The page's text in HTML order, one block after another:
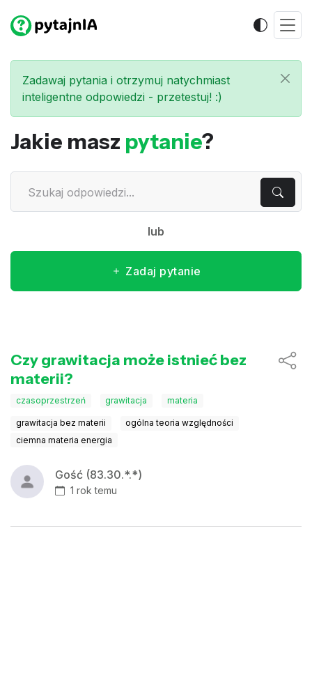
Zadawaj pytania i otrzymuj natychmiast
inteligentne odpowiedzi - przetestuj! :)
Jakie masz pytanie?
lub
Zadaj pytanie
Czy grawitacja może istnieć bez
materii?
czasoprzestrzeń grawitacja materia
grawitacja bez materii
ogólna teoria względności
ciemna materia energia
Gość (83.30.*.*)
1 rok temu